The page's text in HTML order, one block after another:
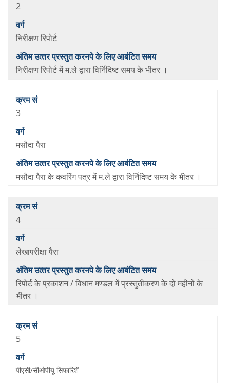
2
निरीक्षण रिपोर्ट
निरीक्षण रिपोर्ट में म.ले द्वारा विर्निदिष्‍ट समय के भीतर ।
3
मसौदा पैरा
मसौदा पैरा के कवरिंग पत्र में म.ले द्वारा विर्निदिष्‍ट समय के भीतर ।
4
लेखापरीक्षा पैरा
रिपोर्ट के प्रकाशन / विधान मण्‍डल में प्रस्‍तुतीकरण के दो महीनों के
भीतर ।
5
पीएसी/सीओपीयू सिफारिशें